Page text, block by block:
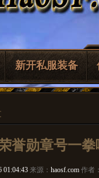
新开私服装备
誉勋章号一拳
01:04:43 来源： haosf.com 作者